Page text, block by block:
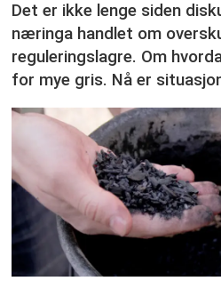
Det er ikke lenge siden
næringa handlet om
reguleringslagre. Om
for mye gris. Nå er